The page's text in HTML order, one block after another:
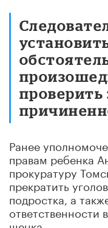
проверить
Ранее
правам ребенка
прокуратуру
прекратить
подростка, а
ответственности